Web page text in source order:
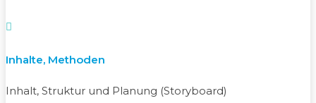

Inhalte, Methoden
Inhalt, Struktur und Planung (Storyboard)